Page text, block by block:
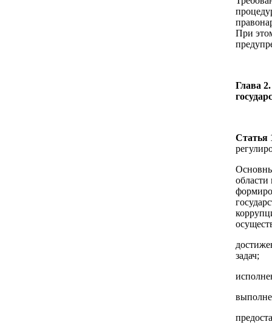
При
Глава
Статья
области
задач;